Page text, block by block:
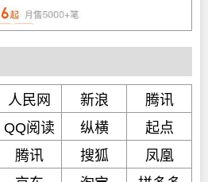
人民网 新浪
腾讯
QQ阅读 纵横
起点
腾讯 搜狐
凤凰